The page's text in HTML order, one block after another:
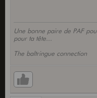
Une bonne paire de PAF
pour ta tête...
The baltringue connection